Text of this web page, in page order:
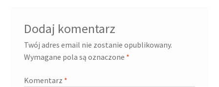
Dodaj komentarz
Twój adres email nie zostanie opublikowany.
Wymagane pola są oznaczone *
Komentarz *